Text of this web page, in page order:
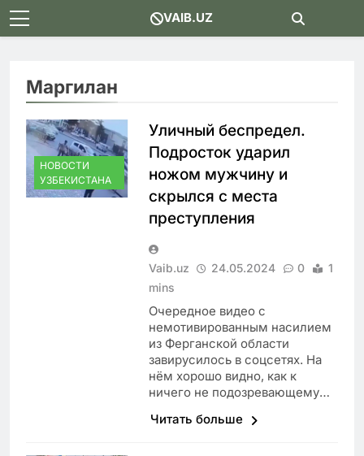
Skip
to
VAIB.UZ
Маргилан
НОВОСТИ
УЗБЕКИСТАНА
Уличный беспредел.
Подросток ударил
ножом мужчину и
скрылся с места
преступления
Vaib.uz 24.05.2024 0
1
mins
Очередное видео с
немотивированным насилием
из Ферганской области
завирусилось в соцсетях. На
нём хорошо видно, как к
ничего не подозревающему…
Читать больше